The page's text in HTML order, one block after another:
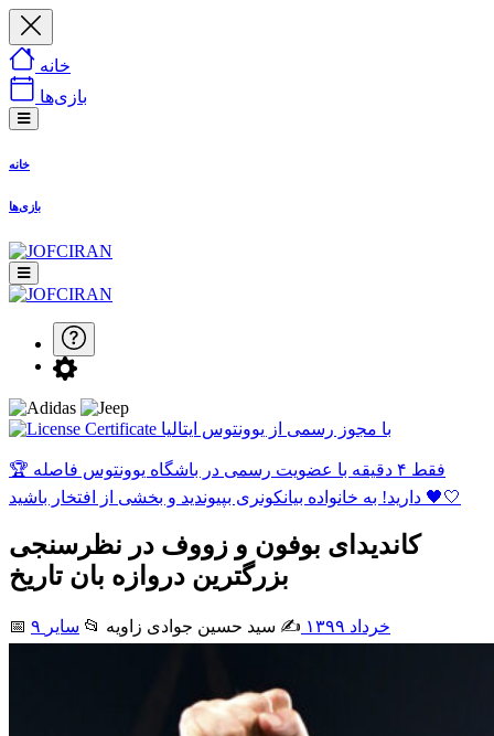
خانه
بازی‌ها
خانه
بازی‌ها
با مجوز رسمی از یوونتوس ایتالیا
🏆 فقط ۴ دقیقه با عضویت رسمی در باشگاه یوونتوس فاصله
دارید! به خانواده بیانکونری بپیوندید و بخشی از افتخار باشید 🖤🤍
کاندیدای بوفون و زووف در نظرسنجی
بزرگترین دروازه بان تاریخ
📅 ۹ خرداد ۱۳۹۹ ✍️ سید حسین جوادی زاويه 📂 سایر